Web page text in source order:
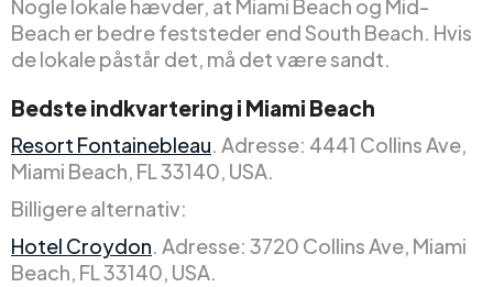
Nogle lokale hævder, at Miami Beach og Mid-
Beach er bedre feststeder end South Beach. Hvis
de lokale påstår det, må det være sandt.
Bedste indkvartering i Miami Beach
Resort Fontainebleau. Adresse: 4441 Collins Ave,
Miami Beach, FL 33140, USA.
Billigere alternativ:
Hotel Croydon. Adresse: 3720 Collins Ave, Miami
Beach, FL 33140, USA.